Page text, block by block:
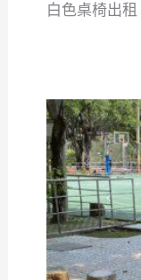
白色桌椅出租